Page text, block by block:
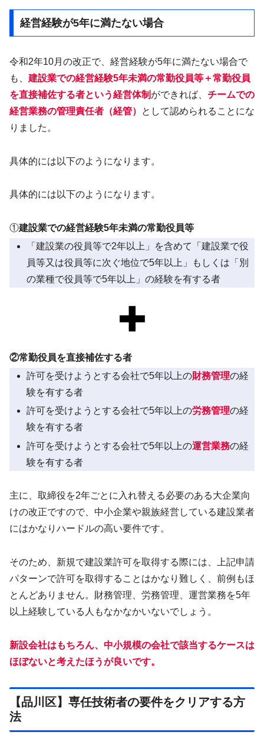
経営経験が5年に満たない場合
令和2年10月の改正で、経営経験が5年に満たない場合で
も、 建設業での経営経験5年未満の常勤役員等＋常勤役員
を直接補佐する者という経営体制 ができれば、 チームでの
経営業務の管理責任者（経管）
として認められることにな
りました。
具体的には以下のようになります。
具体的には以下のようになります。
①建設業での経営経験5年未満の常勤役員等
「建設業の役員等で2年以上」を含めて「建設業で役
員等又は役員等に次ぐ地位で5年以上」もしくは「別
の業種で役員等で5年以上」の経験を有する者
②常勤役員を直接補佐する者
許可を受けようとする会社で5年以上の財務管理の経
験を有する者
許可を受けようとする会社で5年以上の労務管理の経
験を有する者
許可を受けようとする会社で5年以上の運営業務の経
験を有する者
主に、取締役を2年ごとに入れ替える必要のある大企業向
けの改正ですので、中小企業や親族経営している建設業者
にはかなりハードルの高い要件です。
そのため、新規で建設業許可を取得する際には、上記申請
パターンで許可を取得することはかなり難しく、前例もほ
とんどありません。財務管理、労務管理、運営業務を5年
以上経験している人もなかなかいないでしょう。
新設会社はもちろん、中小規模の会社で該当するケースは
ほぼないと考えたほうが良いです。
【品川区】専任技術者の要件をクリアする方
法